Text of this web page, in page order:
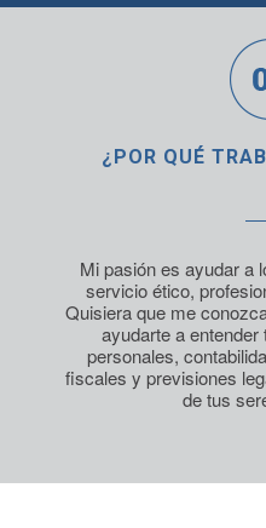
¿POR QUÉ
Mi pasión es ayudar a
servicio ético,
Quisiera que me
ayudarte a
personales,
fiscales y previsiones
de tus